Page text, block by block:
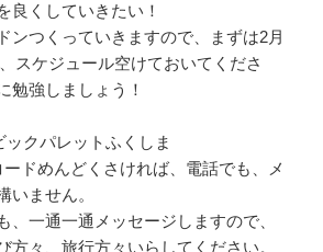
良くしていきたい！
ンつくっていきますので、まずは2月
スケジュール空けておいてくださ
勉強しましょう！
クパレットふくしま
ドめんどくさければ、電話でも、メ
いません。
、一通一通メッセージしますので、
方々、旅行方々いらしてください。